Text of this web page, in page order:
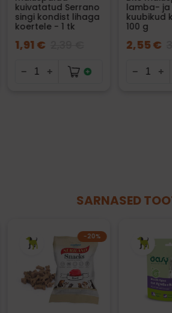
kuivatatud Serrano
singi kondist lihaga
koertele - 1 tk
1,91 €
lamba-
kuubikud
100 g
2,55 €
SARNASED
−20%